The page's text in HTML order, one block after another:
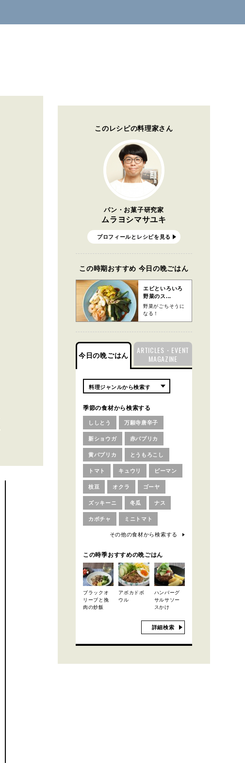
このレシピの料理家さん
パン・お菓子研究家
ムラヨシマサユキ
プロフィールとレシピを見る
この時期おすすめ 今日の晩ごはん
エビといろいろ
野菜のス...
野菜がごちそうに
なる！
今日の晩ごはん
ARTICLES・EVENT
MAGAZINE
季節の食材から検索する
ししとう 万願寺唐辛子
新ショウガ 赤パプリカ
黄パプリカ とうもろこし
トマト キュウリ ピーマン
枝豆 オクラ ゴーヤ
ズッキーニ 冬瓜 ナス
カボチャ ミニトマト
その他の食材から検索する
この時季おすすめの晩ごはん
ブラックオ
リーブと挽
肉の炒飯
アボカドボ
ウル
ハンバーグ
サルサソー
スかけ
詳細検索